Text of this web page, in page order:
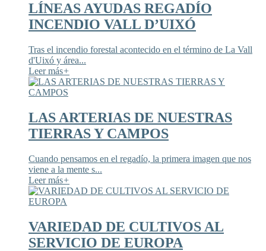
LÍNEAS AYUDAS REGADÍO
INCENDIO VALL D’UIXÓ
Tras el incendio forestal acontecido en el término de La Vall
d'Uixó y área...
Leer más+
LAS ARTERIAS DE NUESTRAS
TIERRAS Y CAMPOS
Cuando pensamos en el regadío, la primera imagen que nos
viene a la mente s...
Leer más+
VARIEDAD DE CULTIVOS AL
SERVICIO DE EUROPA